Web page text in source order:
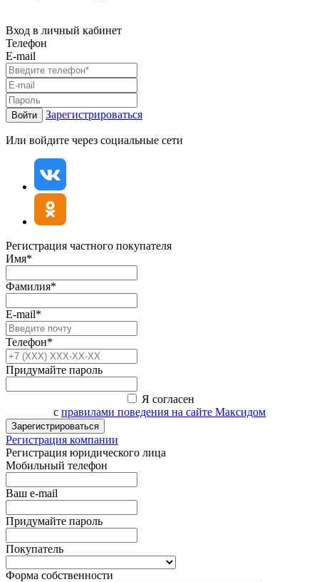
Вход в личный кабинет
Телефон
E-mail
Войти Зарегистрироваться
Или войдите через социальные сети
Регистрация частного покупателя
Имя*
Фамилия*
E-mail*
Телефон*
Придумайте пароль
Я согласен
с правилами поведения на сайте Максидом
Зарегистрироваться
Регистрация компании
Регистрация юридического лица
Мобильный телефон
Ваш e-mail
Придумайте пароль
Покупатель
Форма собственности